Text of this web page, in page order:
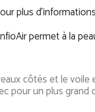
plus d'informations
permet à la
côtés et le voile
pour un plus